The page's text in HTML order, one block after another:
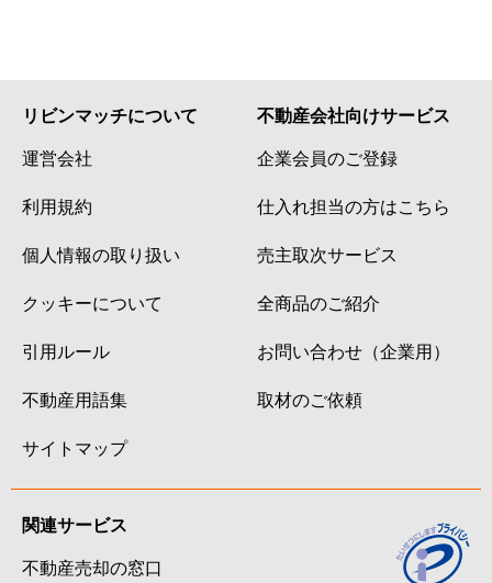
リビンマッチについて
運営会社
利用規約
個人情報の取り扱い
クッキーについて
引用ルール
不動産用語集
サイトマップ
不動産会社向けサービス
企業会員のご登録
仕入れ担当の方はこちら
売主取次サービス
全商品のご紹介
お問い合わせ（企業用）
取材のご依頼
関連サービス
不動産売却の窓口